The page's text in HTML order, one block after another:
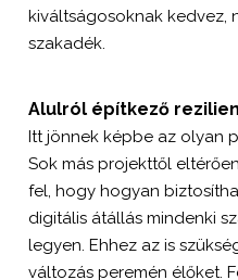
kiváltságosoknak kedvez,
szakadék.
Alulról építkező
Itt jönnek képbe az olyan
Sok más projekttől
fel, hogy hogyan
digitális átállás mindenki
legyen. Ehhez az is
változás peremén élőket.